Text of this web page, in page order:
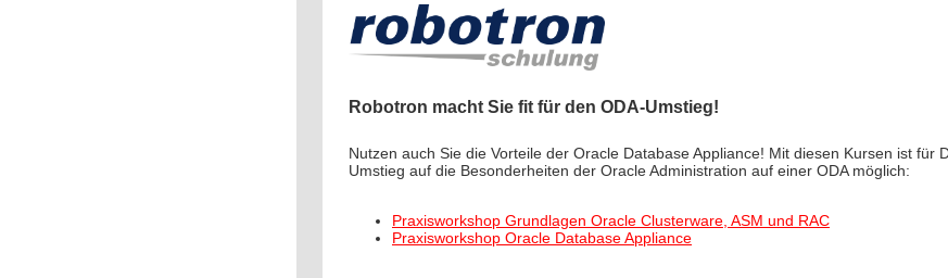
Robotron macht Sie fit für den ODA-Umstieg!
Nutzen auch Sie die Vorteile der Oracle Database Appliance! Mit diesen Kursen ist für
Umstieg auf die Besonderheiten der Oracle Administration auf einer ODA möglich:
Praxisworkshop Grundlagen Oracle Clusterware, ASM und RAC
Praxisworkshop Oracle Database Appliance